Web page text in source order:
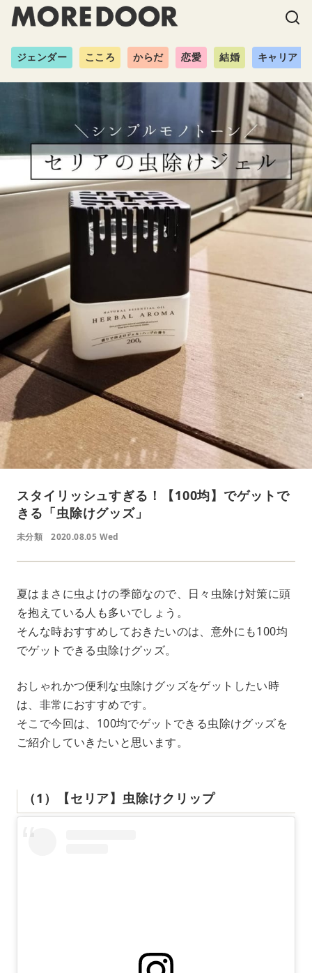
ジェンダー こころ からだ 恋愛 結婚 キャリア
スタイリッシュすぎる！【100均】でゲットで
きる「虫除けグッズ」
未分類 2020.08.05 Wed
夏はまさに虫よけの季節なので、日々虫除け対策に頭
を抱えている人も多いでしょう。
そんな時おすすめしておきたいのは、意外にも100均
でゲットできる虫除けグッズ。
おしゃれかつ便利な虫除けグッズをゲットしたい時
は、非常におすすめです。
そこで今回は、100均でゲットできる虫除けグッズを
ご紹介していきたいと思います。
（1）【セリア】虫除けクリップ